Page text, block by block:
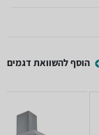
הוסף להשוואת דגמים